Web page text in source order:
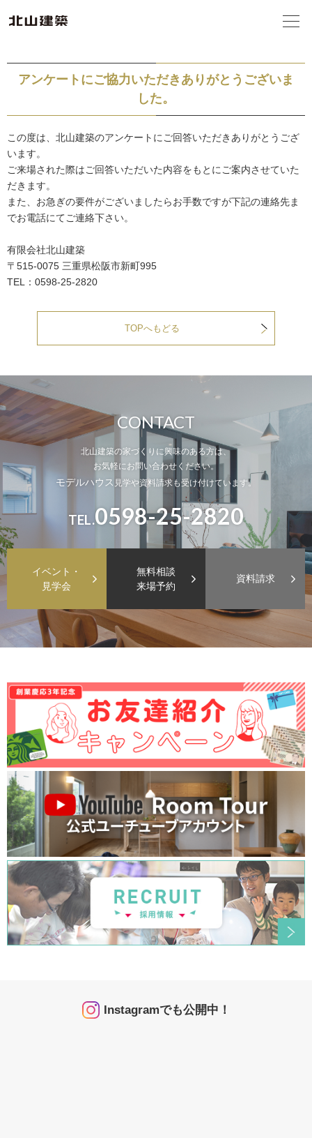
アンケートにご協力いただきありがとうございま
した。
この度は、北山建築のアンケートにご回答いただきありがとうござ
います。
ご来場された際はご回答いただいた内容をもとにご案内させていた
だきます。
また、お急ぎの要件がございましたらお手数ですが下記の連絡先ま
でお電話にてご連絡下さい。
有限会社北山建築
〒515-0075 三重県松阪市新町995
TEL： 0598-25-2820
TOPへもどる
CONTACT
北山建築の家づくりに興味のある方は、
お気軽にお問い合わせください。
モデルハウス 見学や資料請求も受け付けています。
TEL.0598-25-2820
イベント・
見学会
無料相談
来場予約
資料請求
Instagramでも公開中！